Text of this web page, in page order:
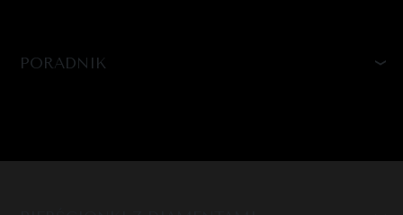
PORADNIK